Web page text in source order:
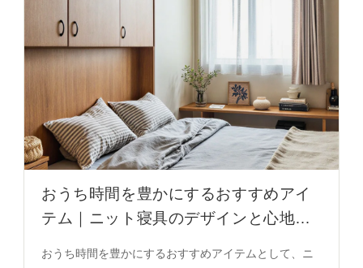
おうち時間を豊かにするおすすめアイ
テム｜ニット寝具のデザインと心地よ
おうち時間を豊かにするおすすめアイテムとして、ニ